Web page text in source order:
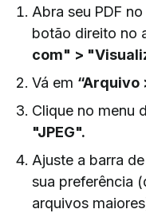
Abra seu PDF
botão direito no
com" >
Vá em “Arquivo
Clique no menu
"JPEG".
Ajuste a barra
sua preferência
arquivos